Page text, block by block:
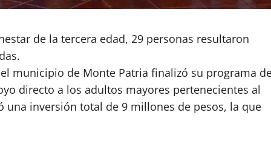
de la tercera edad, 29 personas resultaron
municipio de Monte Patria finalizó su programa
directo a los adultos mayores pertenecientes al
inversión total de 9 millones de pesos, la que